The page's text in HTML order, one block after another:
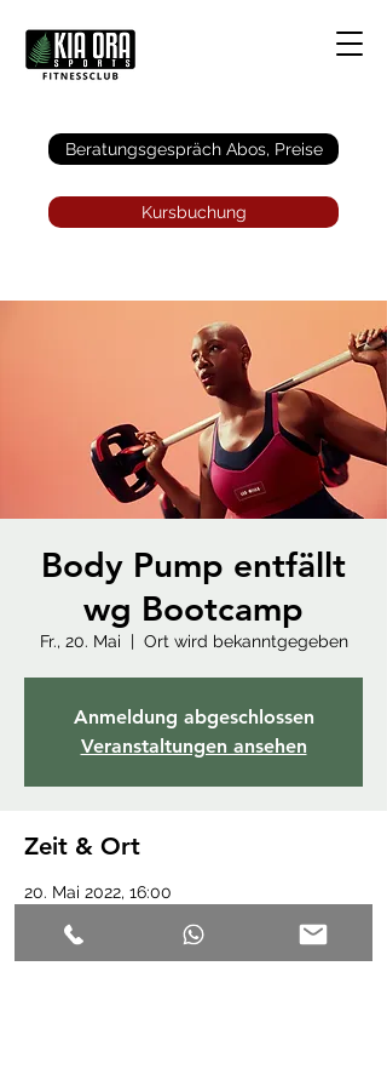
Beratungsgespräch Abos, Preise
Kursbuchung
Body Pump entfällt
wg Bootcamp
Fr., 20. Mai
  |
Ort wird bekanntgegeben
Anmeldung abgeschlossen
Veranstaltungen ansehen
Zeit & Ort
20. Mai 2022, 16:00